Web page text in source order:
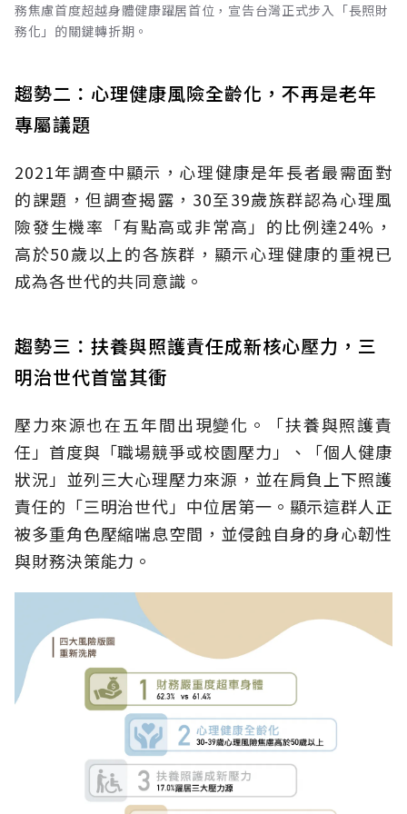
務焦慮首度超越身體健康躍居首位，宣告台灣正式步入「長照財
務化」的關鍵轉折期。
趨勢二：心理健康風險全齡化，不再是老年
專屬議題
2021年調查中顯示，心理健康是年長者最需面對
的課題，但調查揭露，30至39歲族群認為心理風
險發生機率「有點高或非常高」的比例達24%，
高於50歲以上的各族群，顯示心理健康的重視已
成為各世代的共同意識。
趨勢三：扶養與照護責任成新核心壓力，三
明治世代首當其衝
壓力來源也在五年間出現變化。「扶養與照護責
任」首度與「職場競爭或校園壓力」、「個人健康
狀況」並列三大心理壓力來源，並在肩負上下照護
責任的「三明治世代」中位居第一。顯示這群人正
被多重角色壓縮喘息空間，並侵蝕自身的身心韌性
與財務決策能力。